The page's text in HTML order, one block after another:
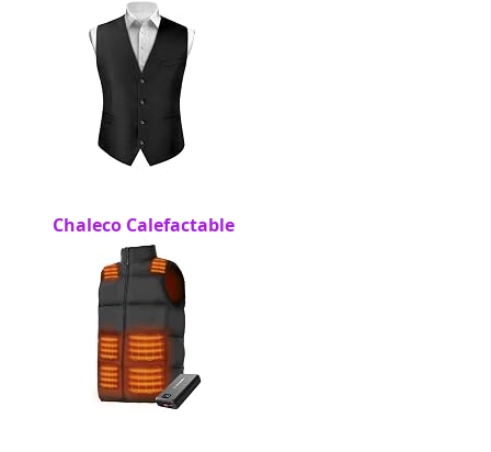
Chaleco Calefactable